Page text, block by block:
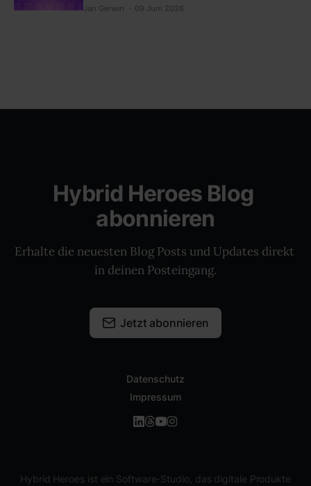
Jan Gerwin 09 Juni 2026
Hybrid Heroes Blog
abonnieren
Erhalte die neuesten Blog Posts und Updates direkt
in deinen Posteingang.
Jetzt abonnieren
Datenschutz
Impressum
Hybrid Heroes ist ein Software-Studio, das digitale Produkte